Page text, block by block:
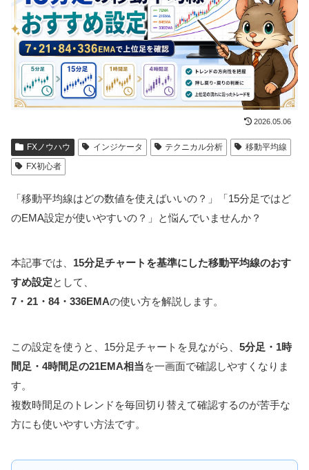
2026.05.06
FXノウハウ インジケータ テクニカル分析
移動平均線
FX初心者
「移動平均線はどの数値を使えばいいの？」「15分足ではど
のEMA設定が使いやすいの？」と悩んでいませんか？
本記事では、 15分足チャートを基準にした移動平均線のおす
すめ設定として、
7・21・84・336EMAの使い方を解説します。
この設定を使うと、15分足チャートを見ながら、 5分足・1時
間足・4時間足の21EMA相当を一画面で確認しやすくなりま
す。
複数時間足のトレンドを毎回切り替えて確認するのが苦手な
方にも使いやすい方法です。